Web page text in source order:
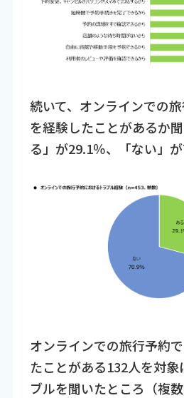
続いて、オンラインでの
を経験したことがあるか
る」が29.1％、「ない」が
オンラインでの旅行予約
たことがある132人を対象
ブルを聞いたところ（複